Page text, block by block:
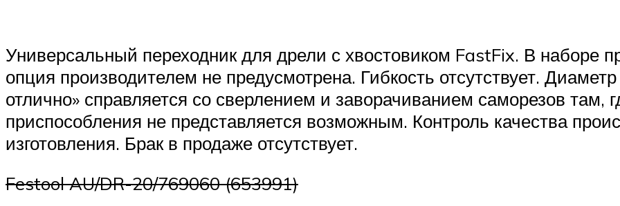
Универсальный переходник для дрели с хвостовиком FastFix. В наборе
опция производителем не предусмотрена. Гибкость отсутствует.
отлично» справляется со сверлением и заворачиванием саморезов там,
приспособления не представляется возможным. Контроль качества
изготовления. Брак в продаже отсутствует.
Festool AU/DR-20/769060 (653991)